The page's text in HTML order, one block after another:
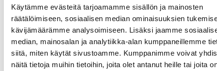
Käytämme evästeitä tarjoamamme sisällön ja mainosten
räätälöimiseen, sosiaalisen median ominaisuuksien
kävijämäärämme analysoimiseen. Lisäksi jaamme
median, mainosalan ja analytiikka-alan kumppaneillemme
siitä, miten käytät sivustoamme. Kumppanimme voivat
näitä tietoja muihin tietoihin, joita olet antanut heille tai joita
paljon kiitosta.
Lue lisää